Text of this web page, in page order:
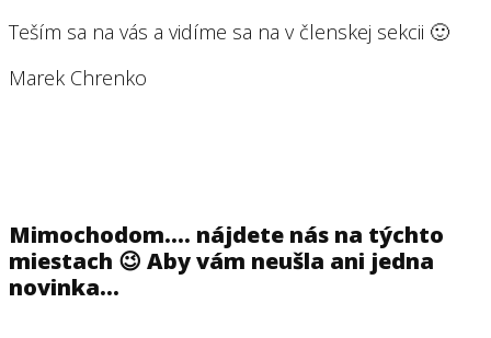
Teším sa na vás a vidíme sa na v členskej sekcii 🙂
Marek Chrenko
Mimochodom.... nájdete nás na týchto
miestach 😉 Aby vám neušla ani jedna
novinka...